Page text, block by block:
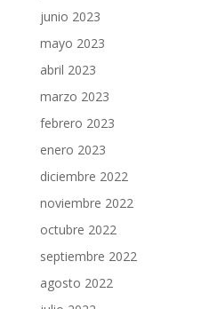
junio 2023
mayo 2023
abril 2023
marzo 2023
febrero 2023
enero 2023
diciembre 2022
noviembre 2022
octubre 2022
septiembre 2022
agosto 2022